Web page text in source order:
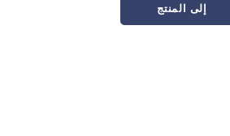
إلى المنتج